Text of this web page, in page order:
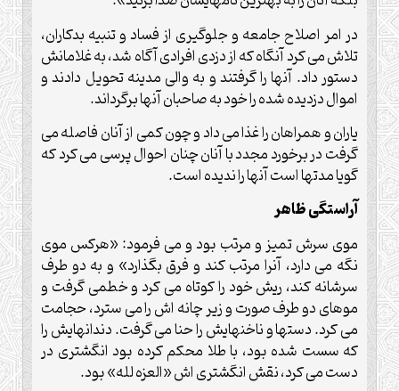
در امر اصلاح جامعه و جلوگیری از فساد و تنبیه بدکاران،
تلاش می کرد آنگاه که از دزدی افرادی آگاه شد، به غلامانش
دستور داد. آنها را گرفتند و به والی مدینه تحویل دادند و
اموال دزدیده شده را خود به صاحبان آنها برگرداند.
یاران و همراهان را غذا می داد و چون کمی از آنان فاصله می
گرفت در برخورد مجدد با آنان چنان احوال پرسی می کرد که
گویا مدتها است آنها را ندیده است.
آراستگی ظاهر
موی سرش تمیز و مرتب بود و می فرمود: «هرکس موی
نگه می دارد، آنرا مرتب کند و فرق بگذارد» و به دو طرف
سرشانه کند، ریش خود را کوتاه می کرد و خطمی گرفت و
موهای دو طرف صورت و زیر چانه اش را می سترد، حجامت
می کرد. دستها و ناخنهایش را حنا می گرفت. دندانهایش را
که سست شده بود، با طلا محکم کرده بود انگشتری در
دست می کرد، نقش انگشتری اش «العزه لله» بود.